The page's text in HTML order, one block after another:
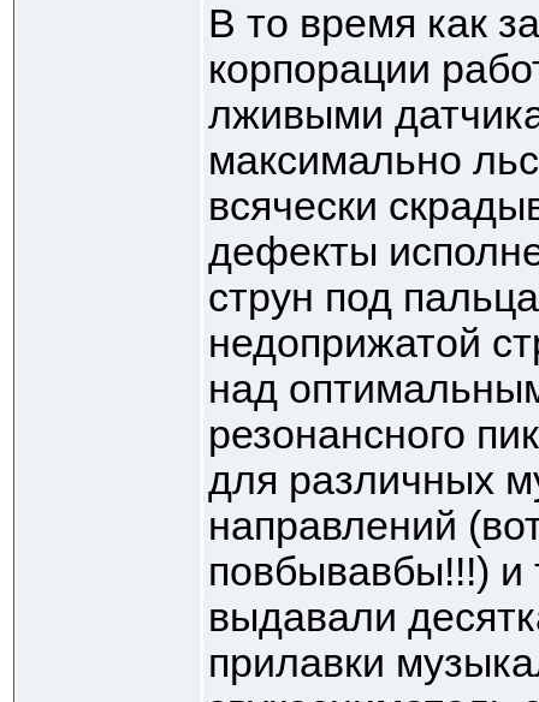
В то время как
корпорации
лживыми
максимально
всячески
дефекты
струн под
недоприжатой
над
резонансного
для различных
направлений
повбывавбы!!!)
выдавали
прилавки